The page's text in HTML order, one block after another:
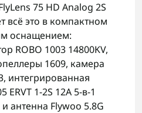
75 HD Analog 2S
всё это в компактном
оснащением:
ROBO 1003 14800KV,
1609, камера
интегрированная
ERVT 1-2S 12A 5-в-1
и антенна Flywoo 5.8G